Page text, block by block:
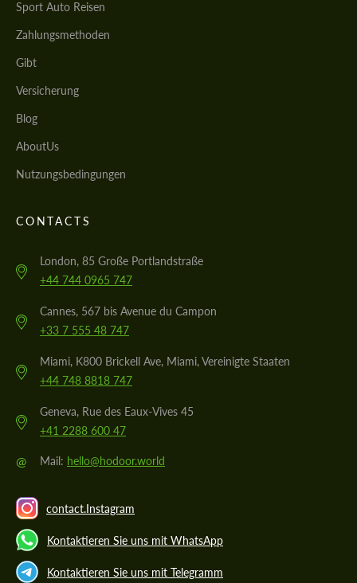
Sport Auto Reisen
Zahlungsmethoden
Gibt
Versicherung
Blog
AboutUs
Nutzungsbedingungen
CONTACTS
London, 85 Große Portlandstraße
+44 744 0965 747
Cannes, 567 bis Avenue du Campon
+33 7 555 48 747
Miami, K800 Brickell Ave, Miami, Vereinigte Staaten
+44 748 8818 747
Geneva, Rue des Eaux-Vives 45
+41 2288 600 47
@ Mail: hello@hodoor.world
contact.Instagram
Kontaktieren Sie uns mit WhatsApp
Kontaktieren Sie uns mit Telegramm